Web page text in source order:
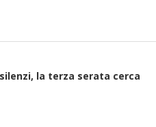
la terza serata cerca